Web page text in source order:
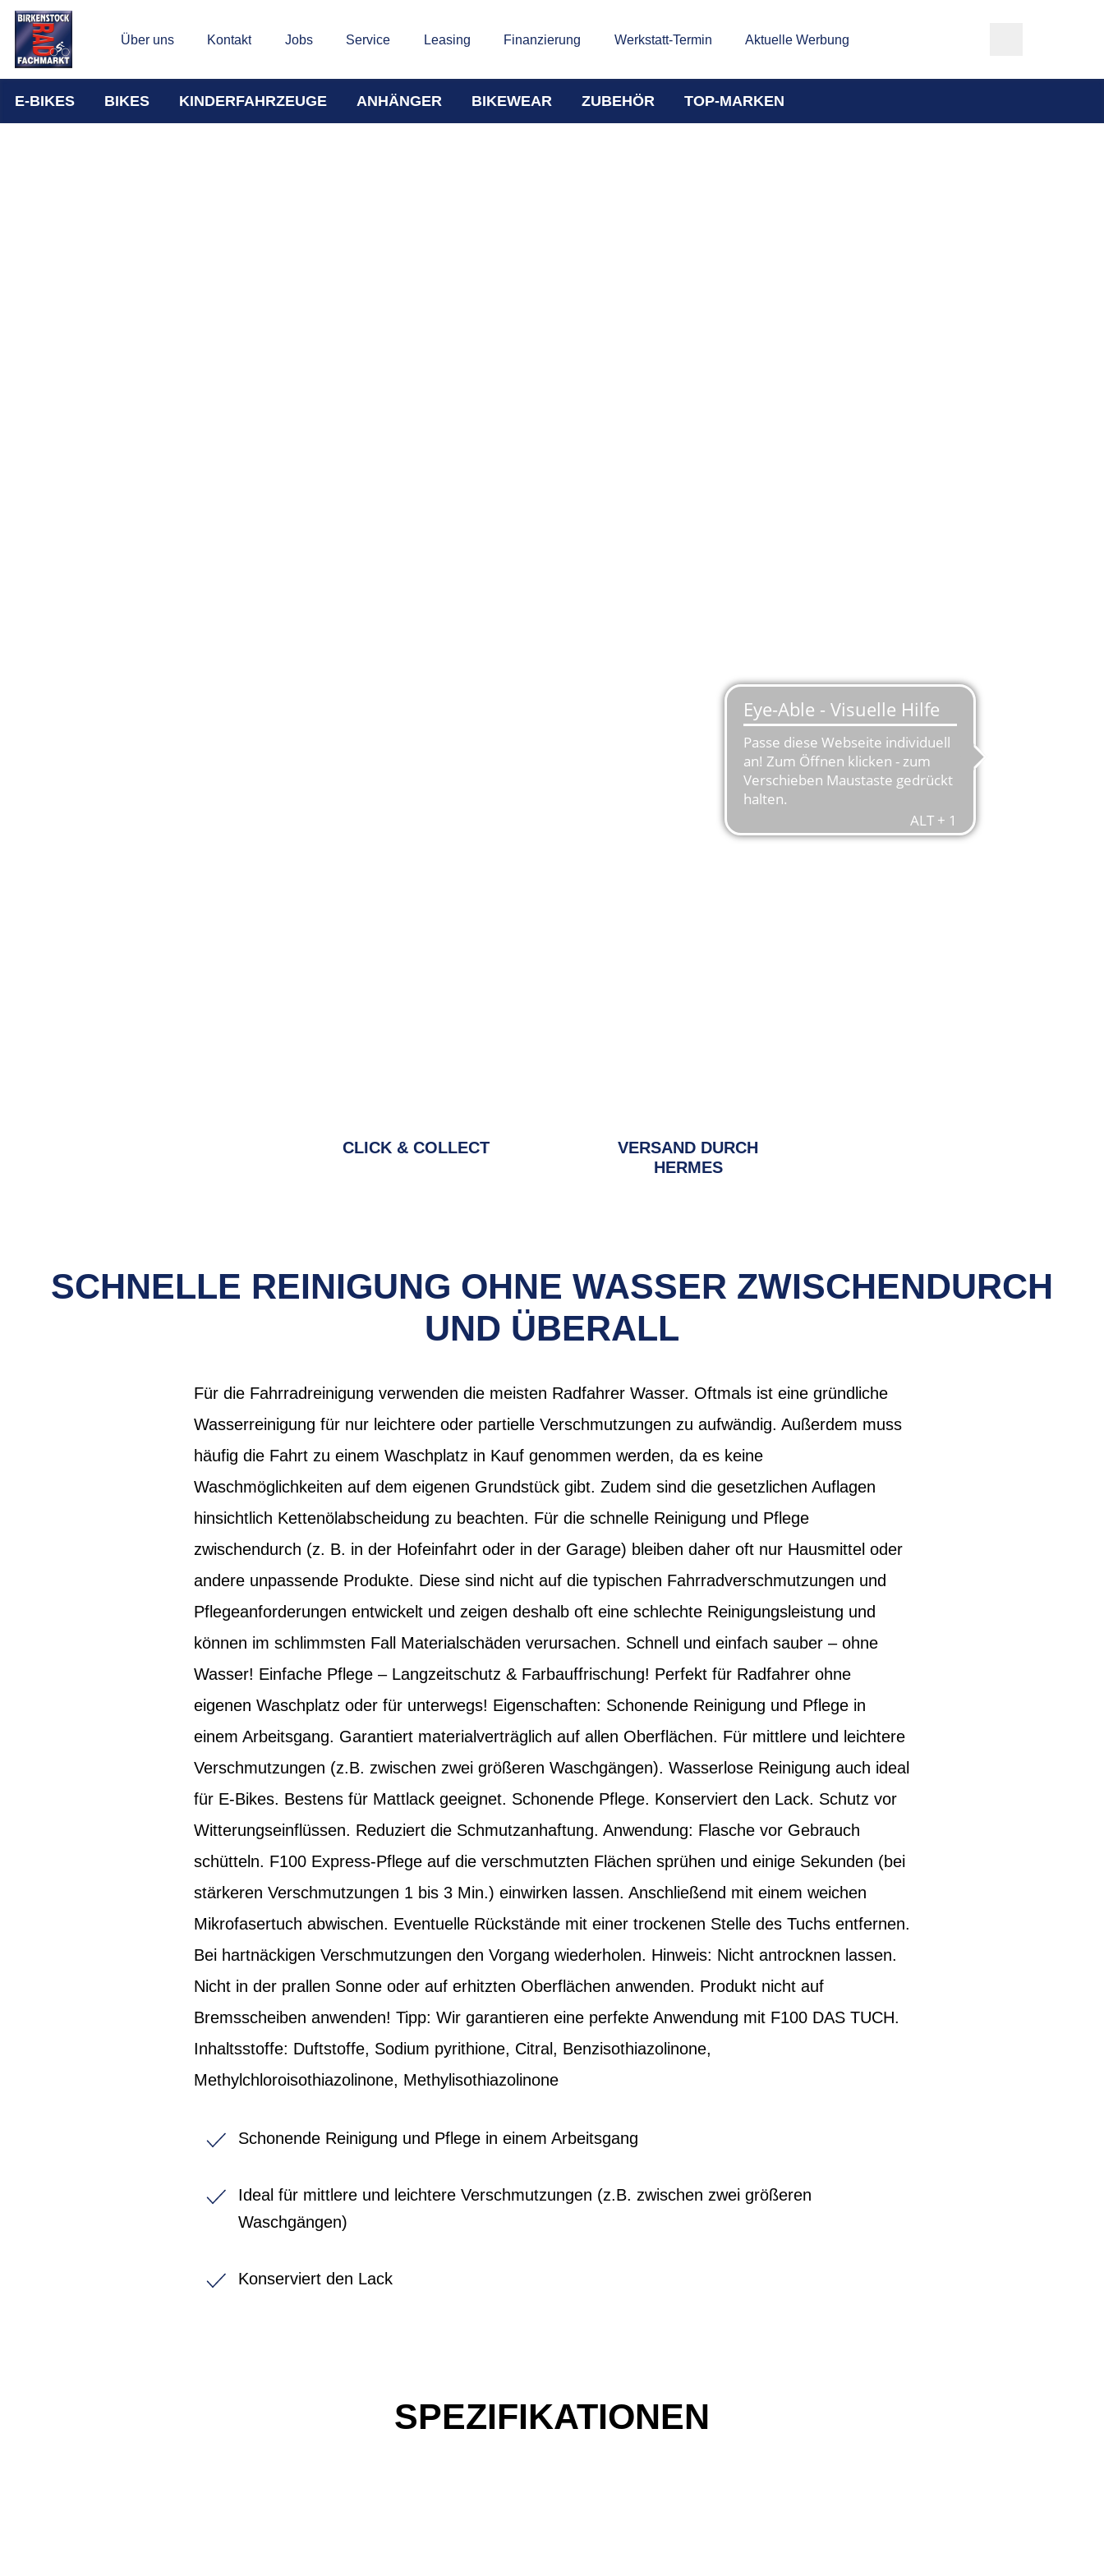
Über uns Kontakt Jobs Service Leasing Finanzierung Werkstatt-Termin Aktuelle Werbung
E-BIKES BIKES KINDERFAHRZEUGE ANHÄNGER BIKEWEAR ZUBEHÖR TOP-MARKEN
CLICK & COLLECT
VERSAND DURCH
HERMES
SCHNELLE REINIGUNG OHNE WASSER ZWISCHENDURCH
UND ÜBERALL
Für die Fahrradreinigung verwenden die meisten Radfahrer Wasser. Oftmals ist eine gründliche
Wasserreinigung für nur leichtere oder partielle Verschmutzungen zu aufwändig. Außerdem muss
häufig die Fahrt zu einem Waschplatz in Kauf genommen werden, da es keine
Waschmöglichkeiten auf dem eigenen Grundstück gibt. Zudem sind die gesetzlichen Auflagen
hinsichtlich Kettenölabscheidung zu beachten. Für die schnelle Reinigung und Pflege
zwischendurch (z. B. in der Hofeinfahrt oder in der Garage) bleiben daher oft nur Hausmittel oder
andere unpassende Produkte. Diese sind nicht auf die typischen Fahrradverschmutzungen und
Pflegeanforderungen entwickelt und zeigen deshalb oft eine schlechte Reinigungsleistung und
können im schlimmsten Fall Materialschäden verursachen. Schnell und einfach sauber – ohne
Wasser! Einfache Pflege – Langzeitschutz & Farbauffrischung! Perfekt für Radfahrer ohne
eigenen Waschplatz oder für unterwegs! Eigenschaften: Schonende Reinigung und Pflege in
einem Arbeitsgang. Garantiert materialverträglich auf allen Oberflächen. Für mittlere und leichtere
Verschmutzungen (z.B. zwischen zwei größeren Waschgängen). Wasserlose Reinigung auch ideal
für E-Bikes. Bestens für Mattlack geeignet. Schonende Pflege. Konserviert den Lack. Schutz vor
Witterungseinflüssen. Reduziert die Schmutzanhaftung. Anwendung: Flasche vor Gebrauch
schütteln. F100 Express-Pflege auf die verschmutzten Flächen sprühen und einige Sekunden (bei
stärkeren Verschmutzungen 1 bis 3 Min.) einwirken lassen. Anschließend mit einem weichen
Mikrofasertuch abwischen. Eventuelle Rückstände mit einer trockenen Stelle des Tuchs entfernen.
Bei hartnäckigen Verschmutzungen den Vorgang wiederholen. Hinweis: Nicht antrocknen lassen.
Nicht in der prallen Sonne oder auf erhitzten Oberflächen anwenden. Produkt nicht auf
Bremsscheiben anwenden! Tipp: Wir garantieren eine perfekte Anwendung mit F100 DAS TUCH.
Inhaltsstoffe: Duftstoffe, Sodium pyrithione, Citral, Benzisothiazolinone,
Methylchloroisothiazolinone, Methylisothiazolinone
Schonende Reinigung und Pflege in einem Arbeitsgang
Ideal für mittlere und leichtere Verschmutzungen (z.B. zwischen zwei größeren
Waschgängen)
Konserviert den Lack
SPEZIFIKATIONEN